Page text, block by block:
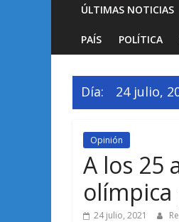
ÚLTIMAS NOTICIAS
PAÍS POLÍTICA
Día: 24 julio,
Opinión
A los 25
olímpica
24 julio, 2021